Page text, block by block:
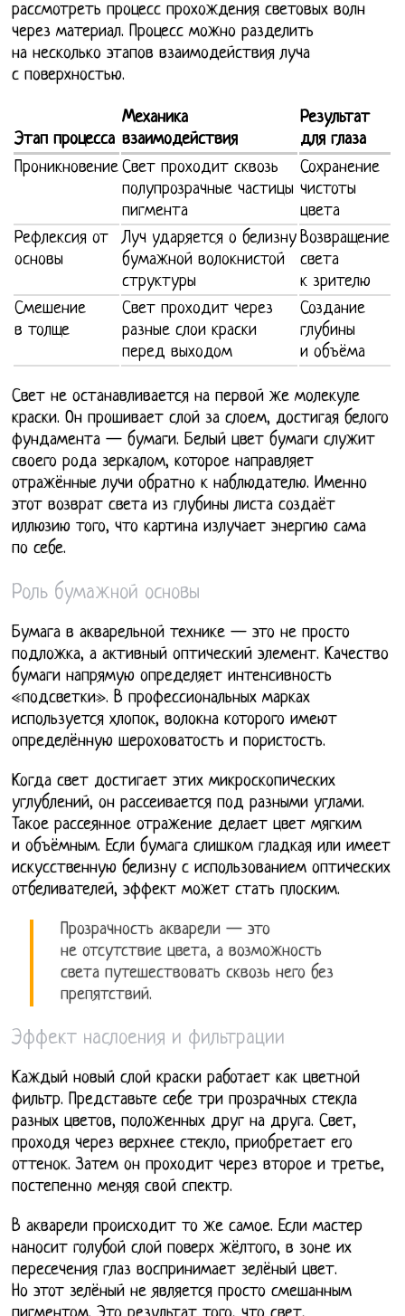
рассмотреть процесс прохождения световых волн
через материал. Процесс можно разделить
на несколько этапов взаимодействия луча
с поверхностью.
Этап процесса
Механика
взаимодействия
Результат
для глаза
Проникновение Свет проходит сквозь
полупрозрачные частицы
пигмента
Сохранение
чистоты
цвета
Рефлексия от
основы
Луч ударяется о белизну
бумажной волокнистой
структуры
Возвращение
света
к зрителю
Смешение
в толще
Свет проходит через
разные слои краски
перед выходом
Создание
глубины
и объёма
Свет не останавливается на первой же молекуле
краски. Он прошивает слой за слоем, достигая белого
фундамента — бумаги. Белый цвет бумаги служит
своего рода зеркалом, которое направляет
отражённые лучи обратно к наблюдателю. Именно
этот возврат света из глубины листа создаёт
иллюзию того, что картина излучает энергию сама
по себе.
Роль бумажной основы
Бумага в акварельной технике — это не просто
подложка, а активный оптический элемент. Качество
бумаги напрямую определяет интенсивность
«подсветки». В профессиональных марках
используется хлопок, волокна которого имеют
определённую шероховатость и пористость.
Когда свет достигает этих микроскопических
углублений, он рассеивается под разными углами.
Такое рассеянное отражение делает цвет мягким
и объёмным. Если бумага слишком гладкая или имеет
искусственную белизну с использованием оптических
отбеливателей, эффект может стать плоским.
Прозрачность акварели — это
не отсутствие цвета, а возможность
света путешествовать сквозь него без
препятствий.
Эффект наслоения и фильтрации
Каждый новый слой краски работает как цветной
фильтр. Представьте себе три прозрачных стекла
разных цветов, положенных друг на друга. Свет,
проходя через верхнее стекло, приобретает его
оттенок. Затем он проходит через второе и третье,
постепенно меняя свой спектр.
В акварели происходит то же самое. Если мастер
наносит голубой слой поверх жёлтого, в зоне их
пересечения глаз воспринимает зелёный цвет.
Но этот зелёный не является просто смешанным